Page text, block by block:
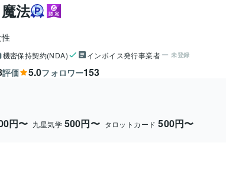
法
機密保持契約(NDA) インボイス発行事業者 未登録
評価 5.0フォロワー153
円〜 九星気学 500円〜 タロットカード 500円〜